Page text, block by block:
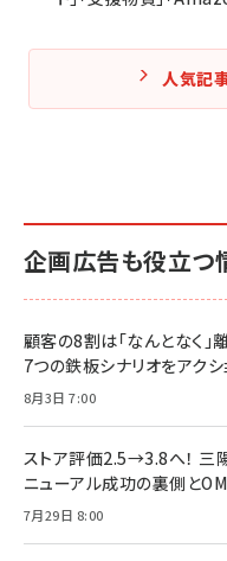
人気記
企画広告も役立つ
顧客の8割は「なんとなく」
7つの鉄板シナリオをアク
8月3日 7:00
ストア評価2.5→3.8へ！ 三
ニューアル成功の裏側と
7月29日 8:00